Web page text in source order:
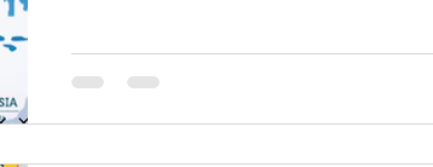
Rusia a la región, de los impactos
guerra que involucra a Irán y de las